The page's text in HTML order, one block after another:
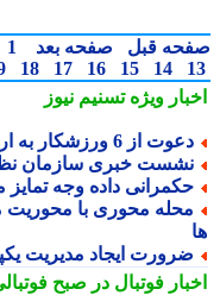
قبل صفحه بعد 1
2
14
15
16
17
18
19
ویژهتسنیم نیوز
از 6 ورزشکار به اردوی تیم ملی اسکیت سرعت
خبری سازمان نظام
داده وجه تمایز
محوری با محوریت
ایجاد مدیریت
فوتبال در صبح فوتبالی